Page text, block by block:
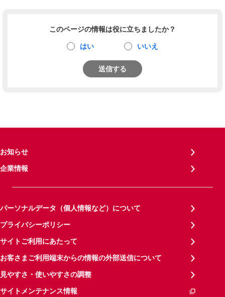
このページの情報は役に立ちましたか？
はい いいえ
送信する
お知らせ
企業情報
パーソナルデータ（個人情報など）について
プライバシーポリシー
サイトご利用にあたって
お客さまご利用端末からの情報の外部送信について
見やすさ・使いやすさの調整
サイトメンテナンス情報